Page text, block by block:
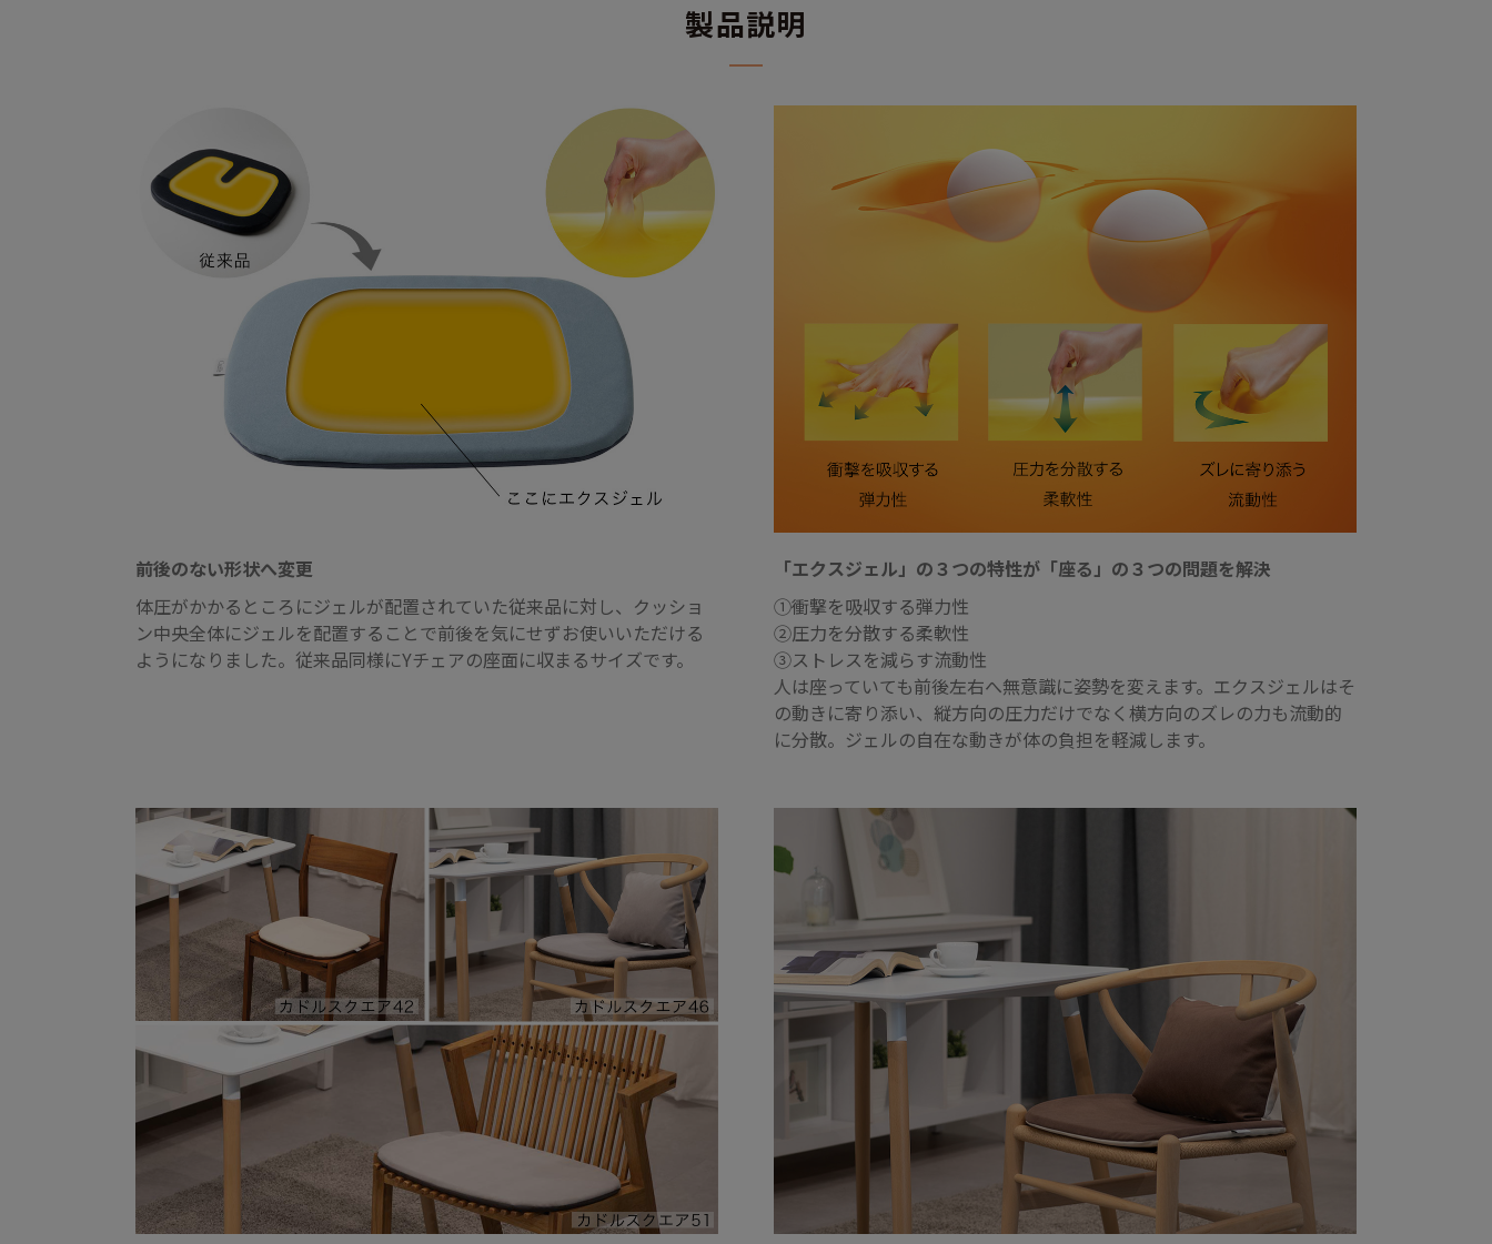
製品説明
前後のない形状へ変更
体圧がかかるところにジェルが配置されていた従来品に対し、クッショ
ン中央全体にジェルを配置することで前後を気にせずお使いいただける
ようになりました。従来品同様にYチェアの座面に収まるサイズです。
「エクスジェル」の３つの特性が「座る」の３つの問題を解決
①衝撃を吸収する弾力性
②圧力を分散する柔軟性
③ストレスを減らす流動性
人は座っていても前後左右へ無意識に姿勢を変えます。エクスジェルはそ
の動きに寄り添い、縦方向の圧力だけでなく横方向のズレの力も流動的
に分散。ジェルの自在な動きが体の負担を軽減します。